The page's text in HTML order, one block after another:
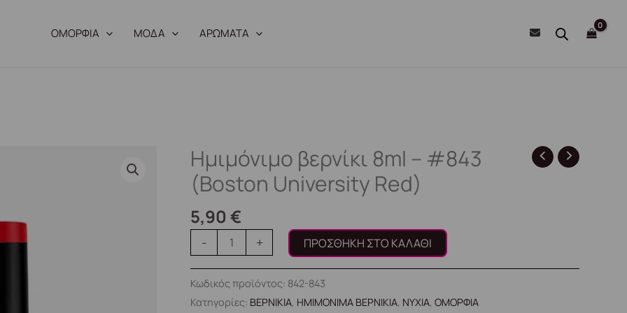
ΟΜΟΡΦΙΑ ΜΟΔΑ ΑΡΩΜΑΤΑ
Ημιμόνιμο βερνίκι 8ml – #843
(Boston University Red)
5,90€
-
Ημιμόνιμο
βερνίκι
8ml
-
#843
(Boston
University
Red)
ποσότητα
+ ΠΡΟΣΘΉΚΗ ΣΤΟ ΚΑΛΆΘΙ
Κωδικός προϊόντος: 842-843
Κατηγορίες: ΒΕΡΝΙΚΙΑ, ΗΜΙΜΟΝΙΜΑ ΒΕΡΝΙΚΙΑ, ΝΥΧΙΑ,ΟΜΟΡΦΙΑ